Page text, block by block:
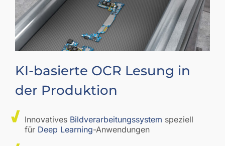
KI-basierte OCR Lesung in
der Produktion
Innovatives Bildverarbeitungssystem speziell
für Deep Learning-Anwendungen